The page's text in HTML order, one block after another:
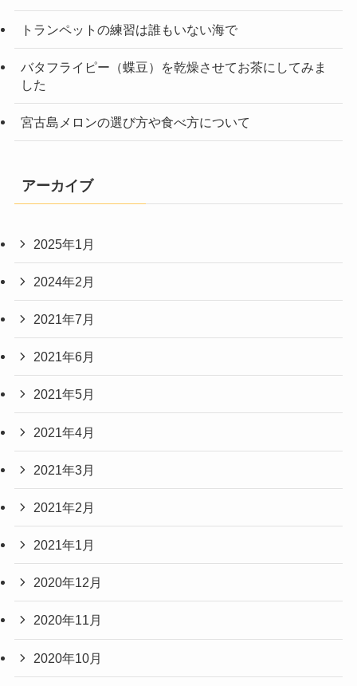
トランペットの練習は誰もいない海で
バタフライピー（蝶豆）を乾燥させてお茶にしてみま
した
宮古島メロンの選び方や食べ方について
アーカイブ
2025年1月
2024年2月
2021年7月
2021年6月
2021年5月
2021年4月
2021年3月
2021年2月
2021年1月
2020年12月
2020年11月
2020年10月